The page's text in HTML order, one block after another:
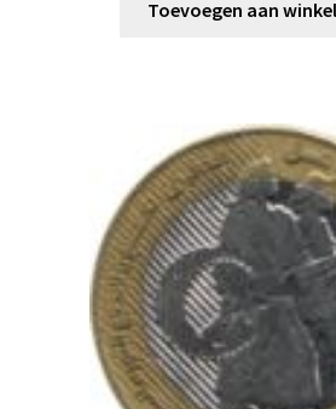
Toevoegen aan